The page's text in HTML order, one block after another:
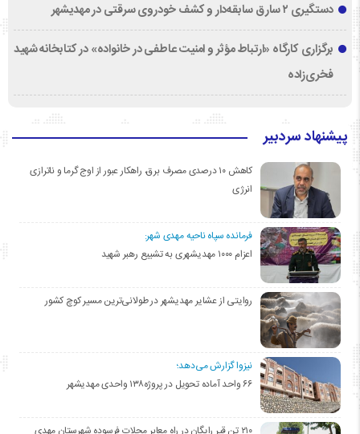
دستگیری ۲ سارق سابقه‌دار و کشف خودروی سرقتی در مهدیشهر
برگزاری کارگاه «ارتباط مؤثر و امنیت عاطفی در خانواده» در کتابخانه شهید
فخری‌زاده
پیشنهاد سردبیر
کاهش ۱۰ درصدی مصرف برق، راهکار عبور از اوج گرما و ناترازی
انرژی
فرمانده سپاه ناحیه مهدی شهر:
اعزام ۱۰۰۰ مهدیشهری به تشییع رهبر شهید
روایتی از عشایر مهدیشهر در طولانی‌ترین مسیر کوچ کشور
نیزوا گزارش می‌دهد؛
۶۶ واحد آماده تحویل در پروژه۱۳۸ واحدی مهدیشهر